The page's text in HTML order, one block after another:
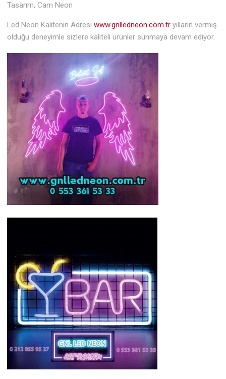
Tasarım, Cam Neon
Led Neon Kalitenin Adresiwww.gnlledneon.com.tr yılların vermiş
olduğu deneyimle sizlere kaliteli ürünler sunmaya devam ediyor.